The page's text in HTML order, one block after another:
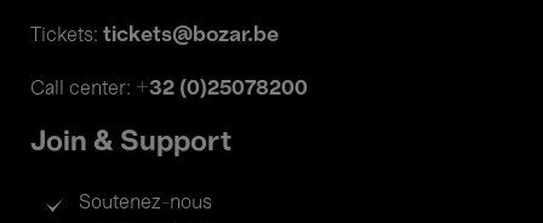
Tickets: tickets@bozar.be
Call center: +32 (0)25078200
Join & Support
Soutenez-nous